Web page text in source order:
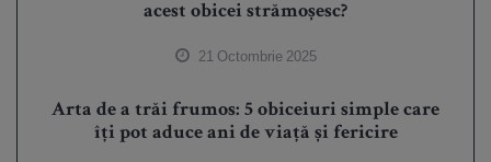
acest obicei strămoșesc?
21 Octombrie 2025
Arta de a trăi frumos: 5 obiceiuri simple care
îți pot aduce ani de viață și fericire